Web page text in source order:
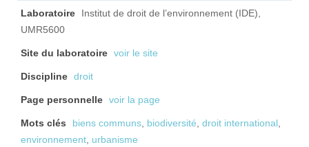
Laboratoire
Institut de droit de l’environnement (IDE),
UMR5600
Site du laboratoire voir le site
Discipline droit
Page personnelle voir la page
Mots clés biens communs, biodiversité, droit international ,
environnement, urbanisme